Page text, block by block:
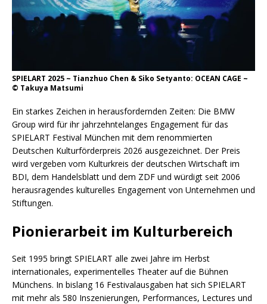
SPIELART 2025 ~ Tianzhuo Chen & Siko Setyanto: OCEAN CAGE ~
© Takuya Matsumi
Ein starkes Zeichen in herausfordernden Zeiten: Die BMW
Group wird für ihr jahrzehntelanges Engagement für das
SPIELART Festival München mit dem renommierten
Deutschen Kulturförderpreis 2026 ausgezeichnet. Der Preis
wird vergeben vom Kulturkreis der deutschen Wirtschaft im
BDI, dem Handelsblatt und dem ZDF und würdigt seit 2006
herausragendes kulturelles Engagement von Unternehmen und
Stiftungen.
Pionierarbeit im Kulturbereich
Seit 1995 bringt SPIELART alle zwei Jahre im Herbst
internationales, experimentelles Theater auf die Bühnen
Münchens. In bislang 16 Festivalausgaben hat sich SPIELART
mit mehr als 580 Inszenierungen, Performances, Lectures und